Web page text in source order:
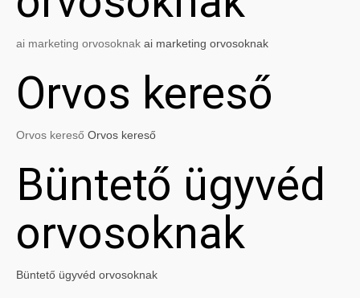
ai marketing orvosoknak ai marketing orvosoknak
Orvos kereső
Orvos kereső Orvos kereső
Büntető ügyvéd
orvosoknak
Büntető ügyvéd orvosoknak